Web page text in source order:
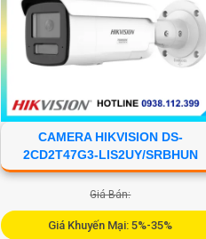
CAMERA HIKVISION DS-
2CD2T47G3-LIS2UY/SRBHUN
Giá Bán:
Giá Khuyến Mại: 5%-35%